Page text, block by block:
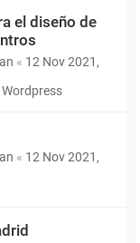
el diseño de
« 12 Nov 2021,
Wordpress
« 12 Nov 2021,